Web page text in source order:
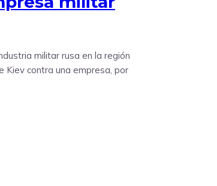
militar rusa en la región
Kiev contra una empresa, por